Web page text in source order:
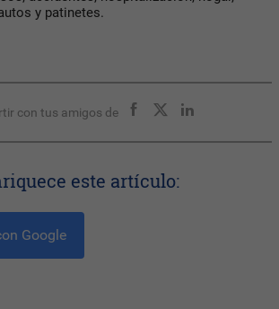
y patinetes.
con tus amigos de
este artículo:
Google